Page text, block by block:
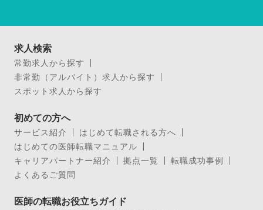
求人検索
常勤求人から探す
非常勤（アルバイト）求人から探す
スポット求人から探す
初めての方へ
サービス紹介
はじめて転職される方へ
はじめての医師転職マニュアル
キャリアパートナー紹介
拠点一覧
転職成功事例
よくあるご質問
医師の転職お役立ちガイド